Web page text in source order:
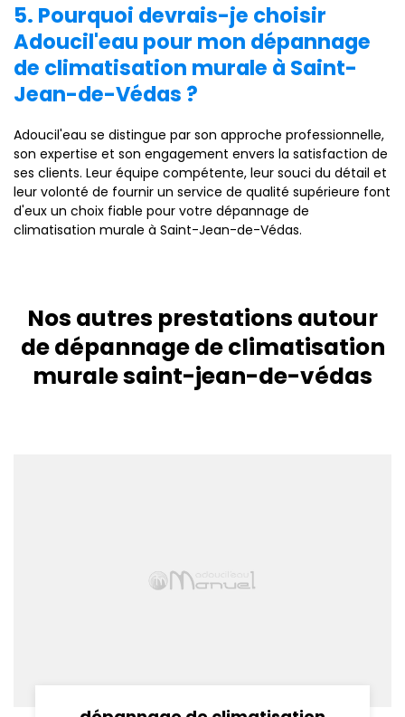
5. Pourquoi devrais-je choisir
Adoucil'eau pour mon dépannage
de climatisation murale à Saint-
Jean-de-Védas ?
Adoucil'eau se distingue par son approche professionnelle,
son expertise et son engagement envers la satisfaction de
ses clients. Leur équipe compétente, leur souci du détail et
leur volonté de fournir un service de qualité supérieure font
d'eux un choix fiable pour votre dépannage de
climatisation murale à Saint-Jean-de-Védas.
Nos autres prestations autour
de dépannage de climatisation
murale saint-jean-de-védas